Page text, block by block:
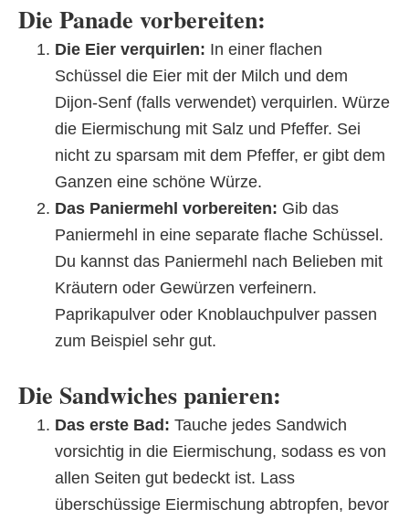
Die Panade vorbereiten:
Die Eier verquirlen: In einer flachen
Schüssel die Eier mit der Milch und dem
Dijon-Senf (falls verwendet) verquirlen. Würze
die Eiermischung mit Salz und Pfeffer. Sei
nicht zu sparsam mit dem Pfeffer, er gibt dem
Ganzen eine schöne Würze.
Das Paniermehl vorbereiten: Gib das
Paniermehl in eine separate flache Schüssel.
Du kannst das Paniermehl nach Belieben mit
Kräutern oder Gewürzen verfeinern.
Paprikapulver oder Knoblauchpulver passen
zum Beispiel sehr gut.
Die Sandwiches panieren:
Das erste Bad: Tauche jedes Sandwich
vorsichtig in die Eiermischung, sodass es von
allen Seiten gut bedeckt ist. Lass
überschüssige Eiermischung abtropfen, bevor